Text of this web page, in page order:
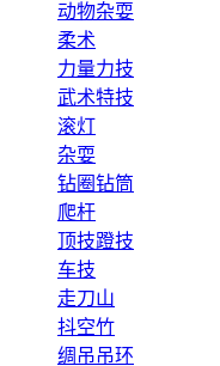
动物杂耍
柔术
力量力技
武术特技
滚灯
杂耍
钻圈钻筒
爬杆
顶技蹬技
车技
走刀山
抖空竹
绸吊吊环